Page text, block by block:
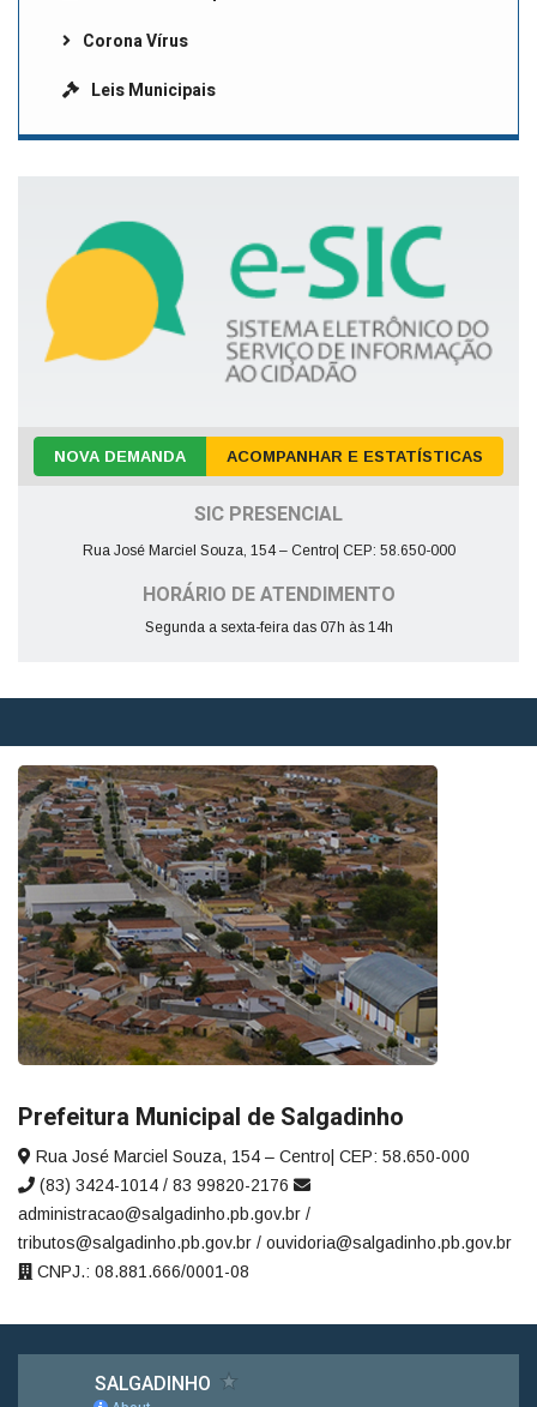
Corona Vírus
Leis Municipais
NOVA DEMANDA ACOMPANHAR E ESTATÍSTICAS
SIC PRESENCIAL
Rua José Marciel Souza, 154 – Centro| CEP: 58.650-000
HORÁRIO DE ATENDIMENTO
Segunda a sexta-feira das 07h às 14h
Prefeitura Municipal de Salgadinho
Rua José Marciel Souza, 154 – Centro| CEP: 58.650-000
(83) 3424-1014 / 83 99820-2176
administracao@salgadinho.pb.gov.br /
tributos@salgadinho.pb.gov.br / ouvidoria@salgadinho.pb.gov.br
CNPJ.: 08.881.666/0001-08